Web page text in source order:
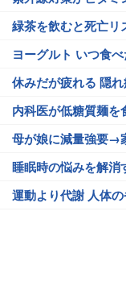
緑茶を飲むと死亡リ
ヨーグルト いつ食
休みだが疲れる 隠
内科医が低糖質麺を
母が娘に減量強要→
睡眠時の悩みを解消
運動より代謝 人体